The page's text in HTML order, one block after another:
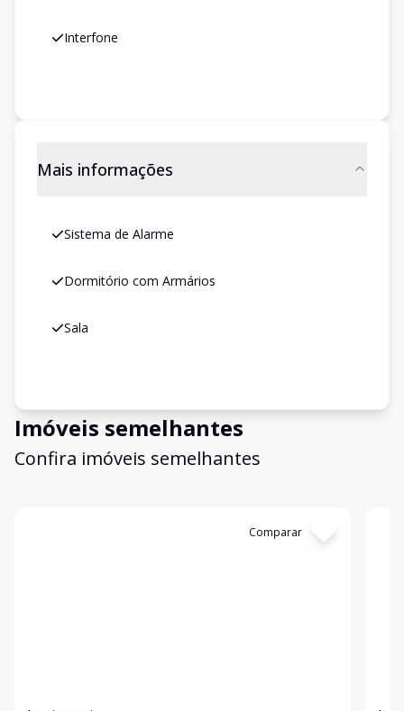
Interfone
Mais informações
Sistema de Alarme
Dormitório com Armários
Sala
Imóveis semelhantes
Confira imóveis semelhantes
Comparar